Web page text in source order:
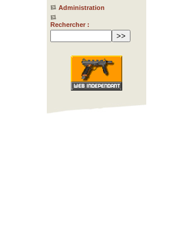
Administration
Rechercher :